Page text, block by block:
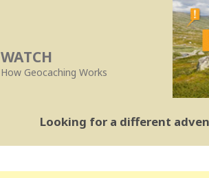
WATCH
How Geocaching Works
Looking for a different